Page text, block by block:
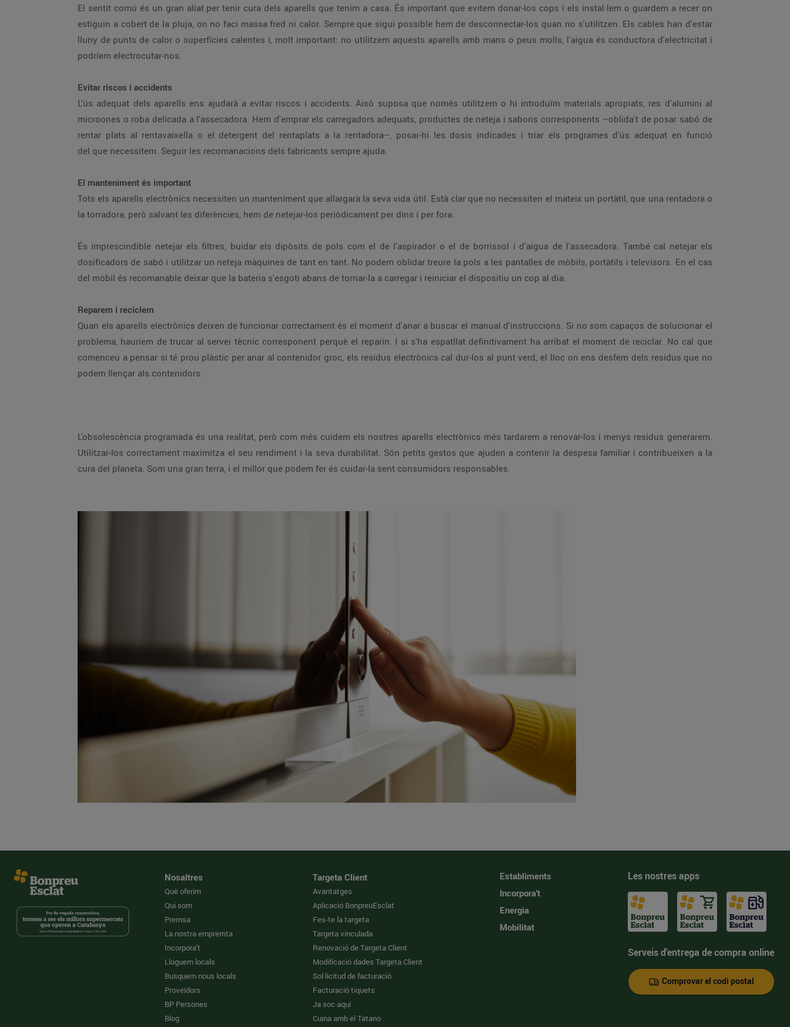
El sentit comú és un gran aliat per tenir cura dels aparells que tenim a casa. És important que evitem donar-los cops i els instal·lem o guardem a recer on
estiguin a cobert de la pluja, on no faci massa fred ni calor. Sempre que sigui possible hem de desconnectar-los quan no s'utilitzen. Els cables han d'estar
lluny de punts de calor o superfícies calentes i, molt important: no utilitzem aquests aparells amb mans o peus molls, l'aigua és conductora d'electricitat i
podríem electrocutar-nos.
Evitar riscos i accidents
L'ús adequat dels aparells ens ajudarà a evitar riscos i accidents. Això suposa que només utilitzem o hi introduïm materials apropiats, res d'alumini al
microones o roba delicada a l'assecadora. Hem d'emprar els carregadors adequats, productes de neteja i sabons corresponents –oblida't de posar sabó de
rentar plats al rentavaixella o el detergent del rentaplats a la rentadora–, posar-hi les dosis indicades i triar els programes d'ús adequat en funció
del que necessitem. Seguir les recomanacions dels fabricants sempre ajuda.
El manteniment és important
Tots els aparells electrònics necessiten un manteniment que allargarà la seva vida útil. Està clar que no necessiten el mateix un portàtil, que una rentadora o
la torradora, però salvant les diferències, hem de netejar-los periòdicament per dins i per fora.
És imprescindible netejar els filtres, buidar els dipòsits de pols com el de l'aspirador o el de borrissol i d'aigua de l'assecadora. També cal netejar els
dosificadors de sabó i utilitzar un neteja màquines de tant en tant. No podem oblidar treure la pols a les pantalles de mòbils, portàtils i televisors. En el cas
del mòbil és recomanable deixar que la bateria s'esgoti abans de tornar-la a carregar i reiniciar el dispositiu un cop al dia.
Reparem i reciclem
Quan els aparells electrònics deixen de funcionar correctament és el moment d'anar a buscar el manual d'instruccions. Si no som capaços de solucionar el
problema, hauríem de trucar al servei tècnic corresponent perquè el reparin. I si s'ha espatllat definitivament ha arribat el moment de reciclar. No cal que
comenceu a pensar si té prou plàstic per anar al contenidor groc, els residus electrònics cal dur-los al punt verd, el lloc on ens desfem dels residus que no
podem llençar als contenidors.
L'obsolescència programada és una realitat, però com més cuidem els nostres aparells electrònics més tardarem a renovar-los i menys residus generarem.
Utilitzar-los correctament maximitza el seu rendiment i la seva durabilitat. Són petits gestos que ajuden a contenir la despesa familiar i contribueixen a la
cura del planeta. Som una gran terra, i el millor que podem fer és cuidar-la sent consumidors responsables.
Nosaltres
Què oferim
Qui som
Premsa
La nostra empremta
Incorpora't
Lloguem locals
Busquem nous locals
Proveïdors
BP Persones
Blog
Targeta Client
Avantatges
Aplicació BonpreuEsclat
Fes-te la targeta
Targeta vinculada
Renovació de Targeta Client
Modificació dades Targeta Client
Sol·licitud de facturació
Facturació tiquets
Ja soc aquí
Cuina amb el Tatano
Establiments
Incorpora't
Energia
Mobilitat
Les nostres apps
Serveis d'entrega de compra online
Comprovar el codi postal